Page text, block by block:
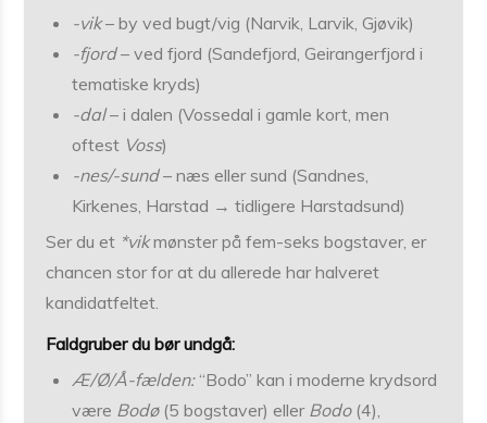
-vik– by ved bugt/vig (Narvik, Larvik, Gjøvik)
-fjord– ved fjord (Sandefjord, Geirangerfjord i
tematiske kryds)
-dal– i dalen (Vossedal i gamle kort, men
oftest Voss)
-nes/-sund– næs eller sund (Sandnes,
Kirkenes, Harstad → tidligere Harstadsund)
Ser du et *vikmønster på fem-seks bogstaver, er
chancen stor for at du allerede har halveret
kandidatfeltet.
Faldgruber du bør undgå:
Æ/Ø/Å-fælden:“Bodo” kan i moderne krydsord
være Bodø(5 bogstaver) eller Bodo(4),